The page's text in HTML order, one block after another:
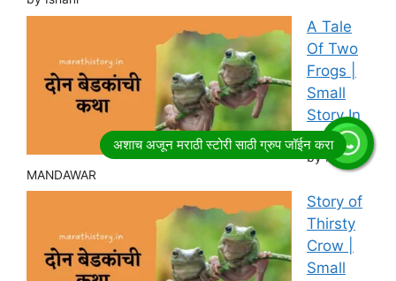
A Tale
Of Two
Frogs |
Small
Story In
Marathi
by RITESH
MANDAWAR
Story of
Thirsty
Crow |
Small